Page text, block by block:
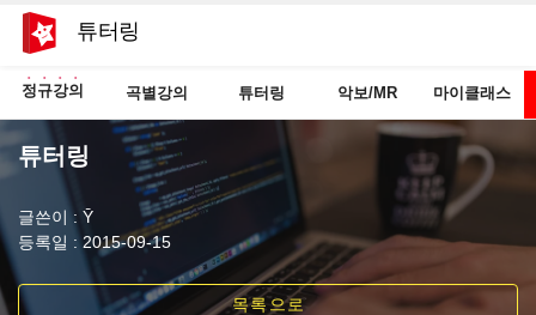
튜터링
정규강의 곡별강의 튜터링 악보/MR 마이클래스
튜터링
글쓴이 : Ȳ
등록일 : 2015-09-15
목록으로